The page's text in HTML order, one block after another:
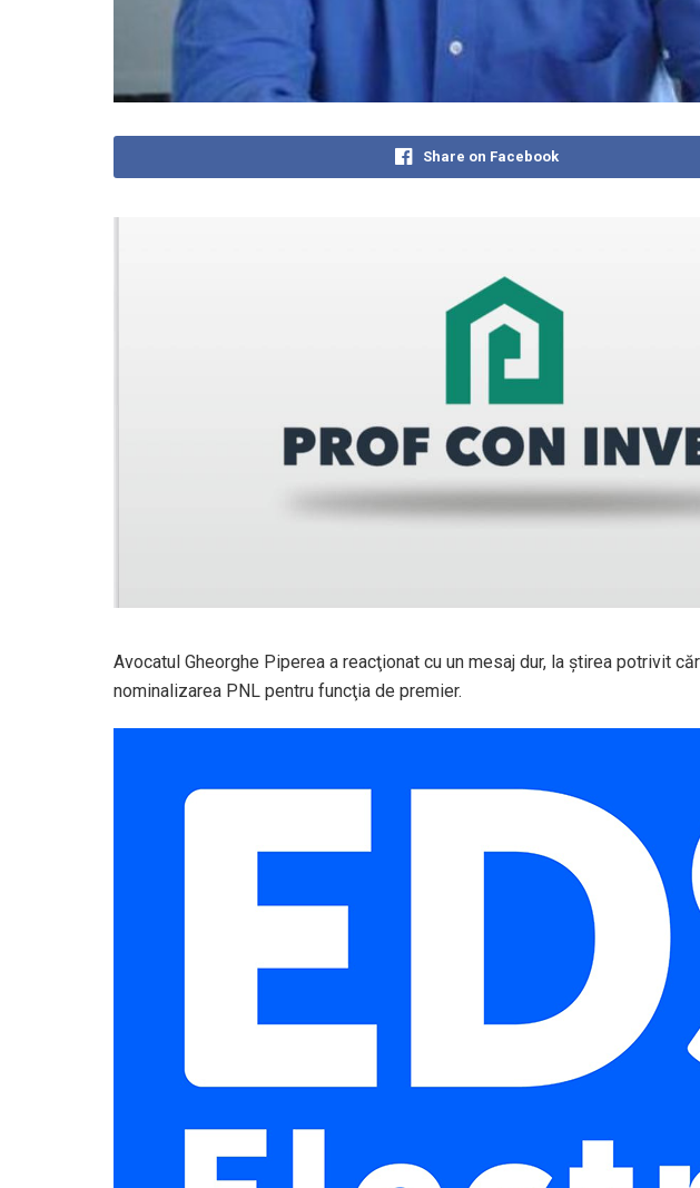
Share on Facebook
Avocatul Gheorghe Piperea a reacţionat cu un mesaj dur, la știrea potrivit
nominalizarea PNL pentru funcţia de premier.